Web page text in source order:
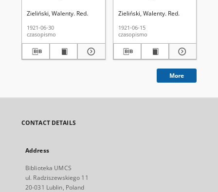
Zieliński, Walenty. Red.
1921-06-30
czasopismo
Zieliński, Walenty. Red.
1921-06-15
czasopismo
More
CONTACT DETAILS
Address
Biblioteka UMCS
ul. Radziszewskiego 11
20-031 Lublin, Poland